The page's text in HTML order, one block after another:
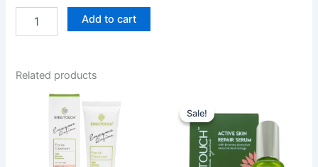
Cleanser
Add to cart
Related products
Sale!
Sale!